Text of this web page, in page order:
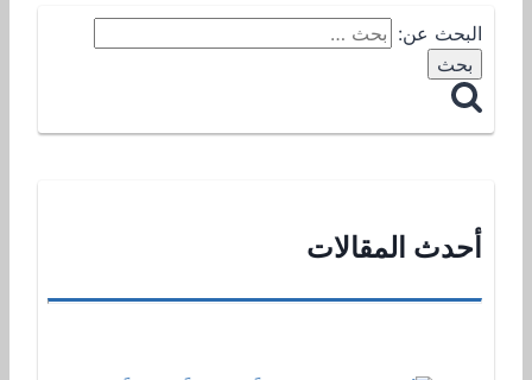
البحث عن:
أحدث المقالات